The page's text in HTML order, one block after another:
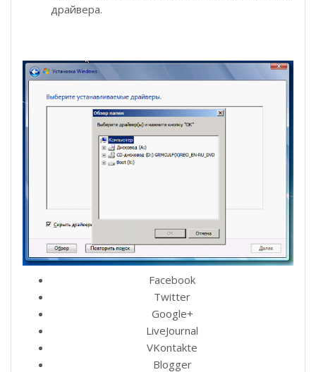
драйвера.
Facebook
Twitter
Google+
LiveJournal
VKontakte
Blogger